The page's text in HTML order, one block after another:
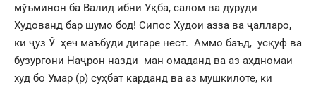
мўъминон ба Валид ибни Уқба, салом ва дуруди
Худованд бар шумо бод! Сипос Худои азза ва ҷалларо,
ки ҷуз Ў ҳеч маъбуди дигаре нест. Аммо баъд, усқуф ва
бузургони Наҷрон назди ман омаданд ва аз аҳдномаи
худ бо Умар (р) суҳбат карданд ва аз мушкилоте, ки